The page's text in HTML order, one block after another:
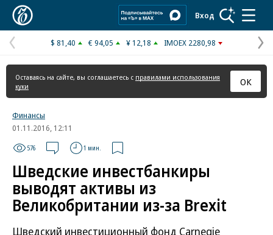
Вход
Предыдущая
страница
$ 81,40 € 94,05 ¥ 12,18 IMOEX 2280,98
Оставаясь на сайте, вы соглашаетесь с правилами использования
куки
ОК
Финансы
01.11.2016, 12:11
576 1 мин.
Шведские инвестбанкиры
выводят активы из
Великобритании из-за Brexit
Шведский инвестиционный фонд Carnegie